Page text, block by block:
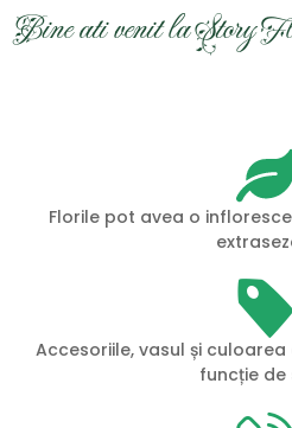
Bine ati venit la Story
Florile pot avea o
Accesoriile, vasul și
funcție de